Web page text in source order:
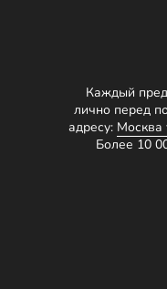
Каждый
лично перед
адресу: Москва
Более 10